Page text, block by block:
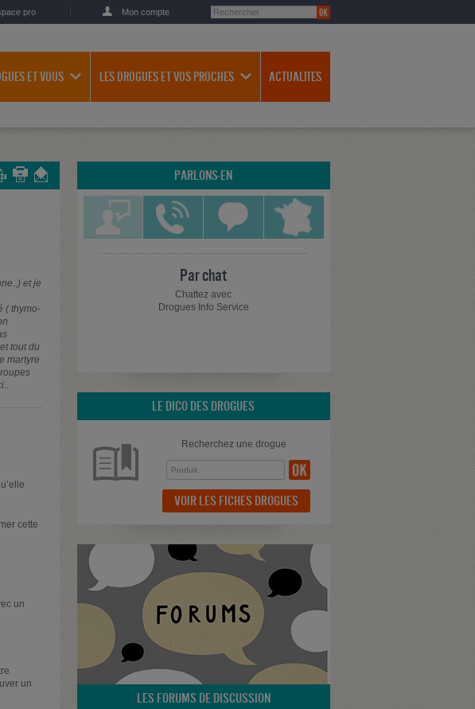
pro Mon compte
ET VOUS LES DROGUES ET VOS PROCHES ACTUALITES
et je
( thymo-
tout du
martyre
cette
un
un
PARLONS-EN
Par chat
Chattez avec
Drogues Info Service
LE DICO DES DROGUES
Recherchez une drogue
VOIR LES FICHES DROGUES
LES FORUMS DE DISCUSSION